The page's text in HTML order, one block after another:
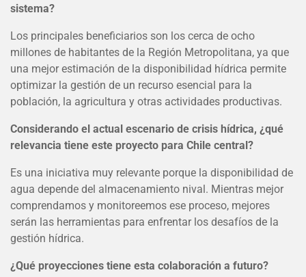
sistema?
Los principales beneficiarios son los cerca de ocho
millones de habitantes de la Región Metropolitana, ya que
una mejor estimación de la disponibilidad hídrica permite
optimizar la gestión de un recurso esencial para la
población, la agricultura y otras actividades productivas.
Considerando el actual escenario de crisis hídrica, ¿qué
relevancia tiene este proyecto para Chile central?
Es una iniciativa muy relevante porque la disponibilidad de
agua depende del almacenamiento nival. Mientras mejor
comprendamos y monitoreemos ese proceso, mejores
serán las herramientas para enfrentar los desafíos de la
gestión hídrica.
¿Qué proyecciones tiene esta colaboración a futuro?